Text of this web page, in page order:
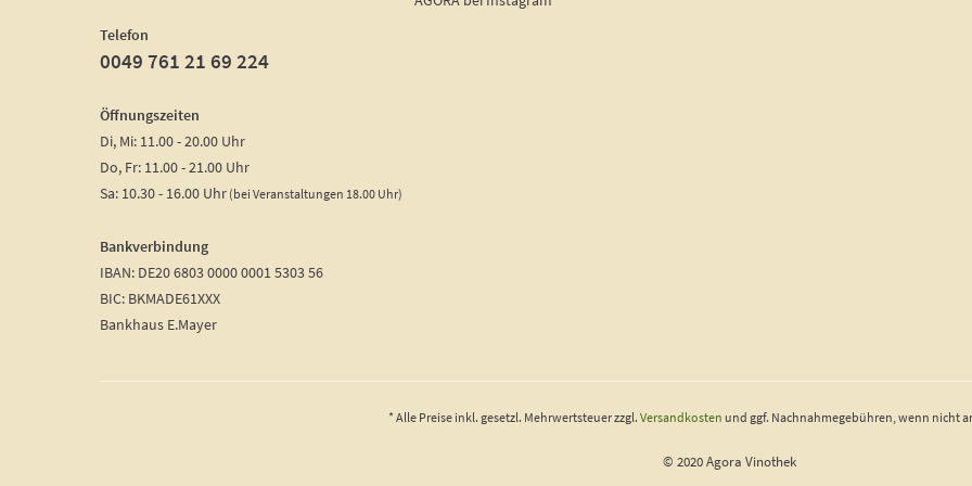
Telefon
0049 761 21 69 224
Öffnungszeiten
Di, Mi: 11.00 - 20.00 Uhr
Do, Fr: 11.00 - 21.00 Uhr
Sa: 10.30 - 16.00 Uhr (bei Veranstaltungen 18.00 Uhr)
Bankverbindung
IBAN: DE20 6803 0000 0001 5303 56
BIC: BKMADE61XXX
Bankhaus E.Mayer
* Alle Preise inkl. gesetzl. Mehrwertsteuer zzgl. Versandkosten und ggf. Nachnahmegebühren, wenn nicht
© 2020 Agora Vinothek